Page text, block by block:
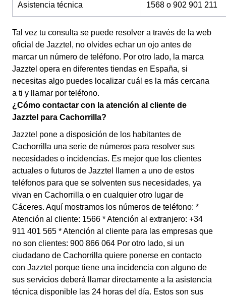
Asistencia técnica 1568 o 902 901 211
Tal vez tu consulta se puede resolver a través de la web
oficial de Jazztel, no olvides echar un ojo antes de
marcar un número de teléfono. Por otro lado, la marca
Jazztel opera en diferentes tiendas en España, si
necesitas algo puedes localizar cuál es la más cercana
a ti y llamar por teléfono.
¿Cómo contactar con la atención al cliente de
Jazztel para Cachorrilla?
Jazztel pone a disposición de los habitantes de
Cachorrilla una serie de números para resolver sus
necesidades o incidencias. Es mejor que los clientes
actuales o futuros de Jazztel llamen a uno de estos
teléfonos para que se solventen sus necesidades, ya
vivan en Cachorrilla o en cualquier otro lugar de
Cáceres. Aquí mostramos los números de teléfono: *
Atención al cliente: 1566 * Atención al extranjero: +34
911 401 565 * Atención al cliente para las empresas que
no son clientes: 900 866 064 Por otro lado, si un
ciudadano de Cachorrilla quiere ponerse en contacto
con Jazztel porque tiene una incidencia con alguno de
sus servicios deberá llamar directamente a la asistencia
técnica disponible las 24 horas del día. Estos son sus